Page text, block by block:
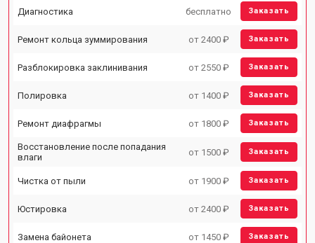
Диагностика бесплатно Заказать
Ремонт кольца зуммирования от 2400 ₽ Заказать
Разблокировка заклинивания от 2550 ₽ Заказать
Полировка от 1400 ₽ Заказать
Ремонт диафрагмы от 1800 ₽ Заказать
Восстановление после попадания
влаги
от 1500 ₽ Заказать
Чистка от пыли от 1900 ₽ Заказать
Юстировка от 2400 ₽ Заказать
Замена байонета от 1450 ₽ Заказать